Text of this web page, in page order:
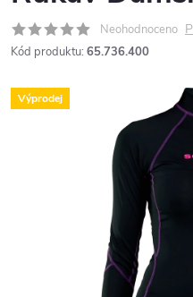
Neohodnoceno
Kód produktu: 65.736.400
Výprodej